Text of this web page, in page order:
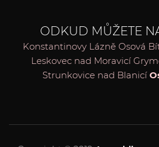
ODKUD MŮŽETE
Konstantinovy Lázně Osová
Leskovec nad Moravicí
Strunkovice nad Blanicí